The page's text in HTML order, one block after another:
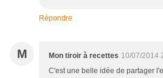
Répondre
M Mon tiroir à recettes 10/07/2014
C'est une belle idée de partager